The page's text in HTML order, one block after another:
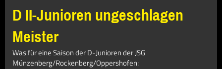
D II-Junioren ungeschlagen
Meister
Was für eine Saison der D-Junioren der JSG
Münzenberg/Rockenberg/Oppershofen: